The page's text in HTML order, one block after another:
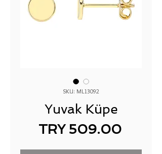
SKU: ML13092
Yuvak Küpe
TRY 509.00Price